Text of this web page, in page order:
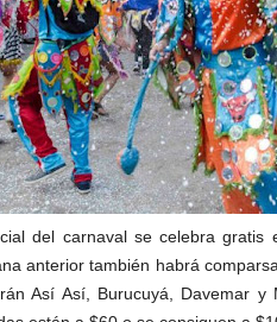
del carnaval se celebra
anterior también habrá
Así Así, Burucuyá, Davemar